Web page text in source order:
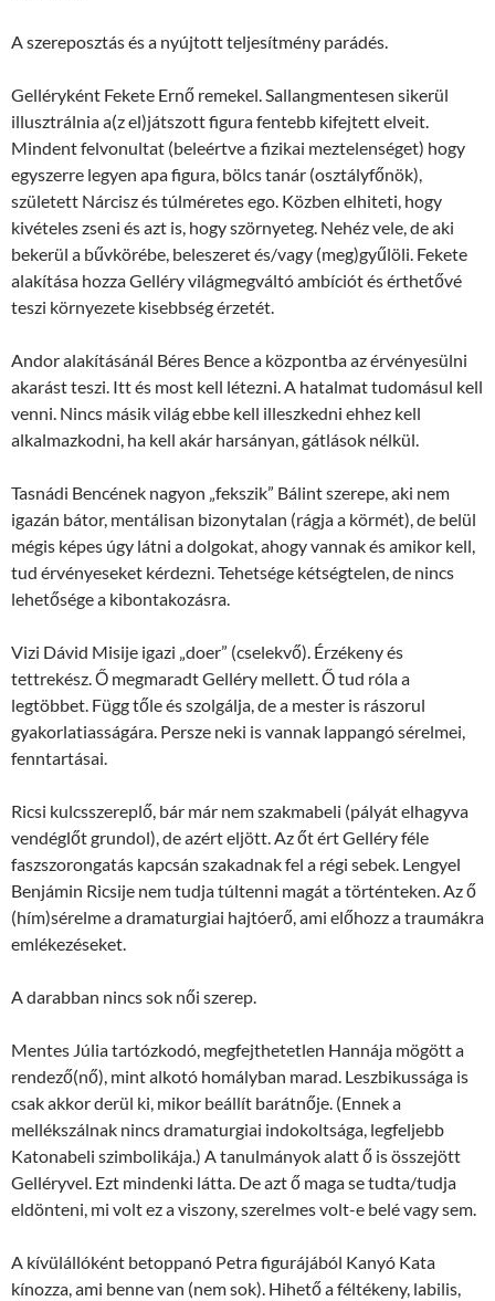
A szereposztás és a nyújtott teljesítmény parádés.
Gelléryként Fekete Ernő remekel. Sallangmentesen sikerül
illusztrálnia a(z el)játszott figura fentebb kifejtett elveit.
Mindent felvonultat (beleértve a fizikai meztelenséget) hogy
egyszerre legyen apa figura, bölcs tanár (osztályfőnök),
született Nárcisz és túlméretes ego. Közben elhiteti, hogy
kivételes zseni és azt is, hogy szörnyeteg. Nehéz vele, de aki
bekerül a bűvkörébe, beleszeret és/vagy (meg)gyűlöli. Fekete
alakítása hozza Gelléry világmegváltó ambíciót és érthetővé
teszi környezete kisebbség érzetét.
Andor alakításánál Béres Bence a központba az érvényesülni
akarást teszi. Itt és most kell létezni. A hatalmat tudomásul kell
venni. Nincs másik világ ebbe kell illeszkedni ehhez kell
alkalmazkodni, ha kell akár harsányan, gátlások nélkül.
Tasnádi Bencének nagyon „fekszik” Bálint szerepe, aki nem
igazán bátor, mentálisan bizonytalan (rágja a körmét), de belül
mégis képes úgy látni a dolgokat, ahogy vannak és amikor kell,
tud érvényeseket kérdezni. Tehetsége kétségtelen, de nincs
lehetősége a kibontakozásra.
Vizi Dávid Misije igazi „doer” (cselekvő). Érzékeny és
tettrekész. Ő megmaradt Gelléry mellett. Ő tud róla a
legtöbbet. Függ tőle és szolgálja, de a mester is rászorul
gyakorlatiasságára. Persze neki is vannak lappangó sérelmei,
fenntartásai.
Ricsi kulcsszereplő, bár már nem szakmabeli (pályát elhagyva
vendéglőt grundol), de azért eljött. Az őt ért Gelléry féle
faszszorongatás kapcsán szakadnak fel a régi sebek. Lengyel
Benjámin Ricsije nem tudja túltenni magát a történteken. Az ő
(hím)sérelme a dramaturgiai hajtóerő, ami előhozz a traumákra
emlékezéseket.
A darabban nincs sok női szerep.
Mentes Júlia tartózkodó, megfejthetetlen Hannája mögött a
rendező(nő), mint alkotó homályban marad. Leszbikussága is
csak akkor derül ki, mikor beállít barátnője. (Ennek a
mellékszálnak nincs dramaturgiai indokoltsága, legfeljebb
Katonabeli szimbolikája.) A tanulmányok alatt ő is összejött
Gelléryvel. Ezt mindenki látta. De azt ő maga se tudta/tudja
eldönteni, mi volt ez a viszony, szerelmes volt-e belé vagy sem.
A kívülállóként betoppanó Petra figurájából Kanyó Kata
kínozza, ami benne van (nem sok). Hihető a féltékeny, labilis,